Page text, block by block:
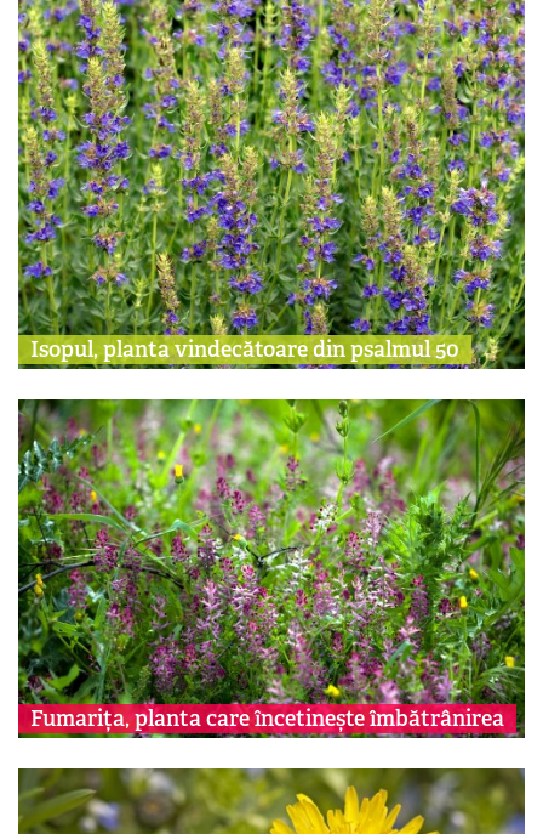
Isopul, planta vindecătoare din psalmul 50
Fumarița, planta care încetinește îmbătrânirea